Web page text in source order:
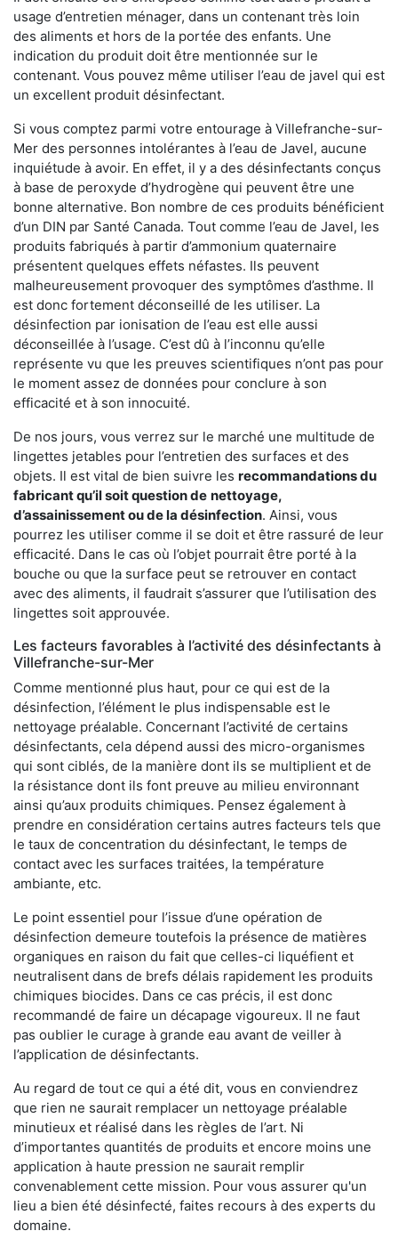
usage d’entretien ménager, dans un contenant très loin
des aliments et hors de la portée des enfants. Une
indication du produit doit être mentionnée sur le
contenant. Vous pouvez même utiliser l’eau de javel qui est
un excellent produit désinfectant.
Si vous comptez parmi votre entourage à Villefranche-sur-
Mer des personnes intolérantes à l’eau de Javel, aucune
inquiétude à avoir. En effet, il y a des désinfectants conçus
à base de peroxyde d’hydrogène qui peuvent être une
bonne alternative. Bon nombre de ces produits bénéficient
d’un DIN par Santé Canada. Tout comme l’eau de Javel, les
produits fabriqués à partir d’ammonium quaternaire
présentent quelques effets néfastes. Ils peuvent
malheureusement provoquer des symptômes d’asthme. Il
est donc fortement déconseillé de les utiliser. La
désinfection par ionisation de l’eau est elle aussi
déconseillée à l’usage. C’est dû à l’inconnu qu’elle
représente vu que les preuves scientifiques n’ont pas pour
le moment assez de données pour conclure à son
efficacité et à son innocuité.
De nos jours, vous verrez sur le marché une multitude de
lingettes jetables pour l’entretien des surfaces et des
objets. Il est vital de bien suivre les recommandations du
fabricant qu’il soit question de nettoyage,
d’assainissement ou de la désinfection. Ainsi, vous
pourrez les utiliser comme il se doit et être rassuré de leur
efficacité. Dans le cas où l’objet pourrait être porté à la
bouche ou que la surface peut se retrouver en contact
avec des aliments, il faudrait s’assurer que l’utilisation des
lingettes soit approuvée.
Les facteurs favorables à l’activité des désinfectants à
Villefranche-sur-Mer
Comme mentionné plus haut, pour ce qui est de la
désinfection, l’élément le plus indispensable est le
nettoyage préalable. Concernant l’activité de certains
désinfectants, cela dépend aussi des micro-organismes
qui sont ciblés, de la manière dont ils se multiplient et de
la résistance dont ils font preuve au milieu environnant
ainsi qu’aux produits chimiques. Pensez également à
prendre en considération certains autres facteurs tels que
le taux de concentration du désinfectant, le temps de
contact avec les surfaces traitées, la température
ambiante, etc.
Le point essentiel pour l’issue d’une opération de
désinfection demeure toutefois la présence de matières
organiques en raison du fait que celles-ci liquéfient et
neutralisent dans de brefs délais rapidement les produits
chimiques biocides. Dans ce cas précis, il est donc
recommandé de faire un décapage vigoureux. Il ne faut
pas oublier le curage à grande eau avant de veiller à
l’application de désinfectants.
Au regard de tout ce qui a été dit, vous en conviendrez
que rien ne saurait remplacer un nettoyage préalable
minutieux et réalisé dans les règles de l’art. Ni
d’importantes quantités de produits et encore moins une
application à haute pression ne saurait remplir
convenablement cette mission. Pour vous assurer qu'un
lieu a bien été désinfecté, faites recours à des experts du
domaine.